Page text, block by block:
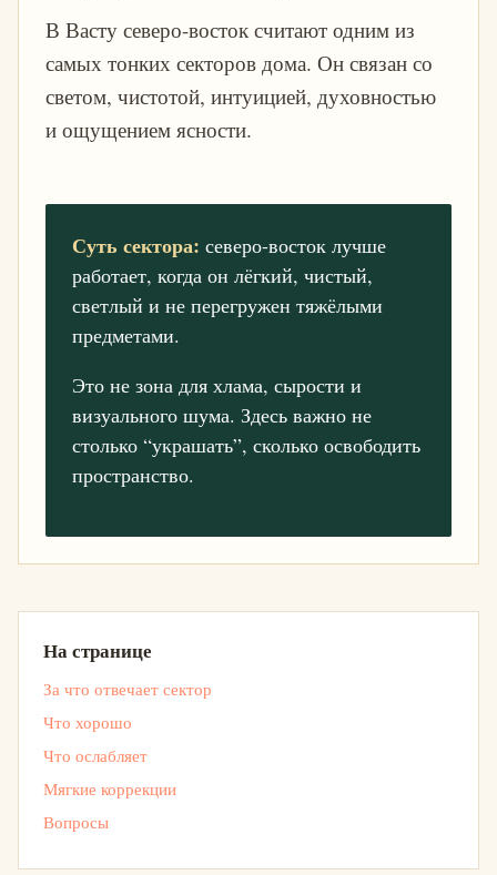
В Васту северо-восток считают одним из
самых тонких секторов дома. Он связан со
светом, чистотой, интуицией, духовностью
и ощущением ясности.
Суть сектора: северо-восток лучше
работает, когда он лёгкий, чистый,
светлый и не перегружен тяжёлыми
предметами.
Это не зона для хлама, сырости и
визуального шума. Здесь важно не
столько “украшать”, сколько освободить
пространство.
На странице
За что отвечает сектор
Что хорошо
Что ослабляет
Мягкие коррекции
Вопросы